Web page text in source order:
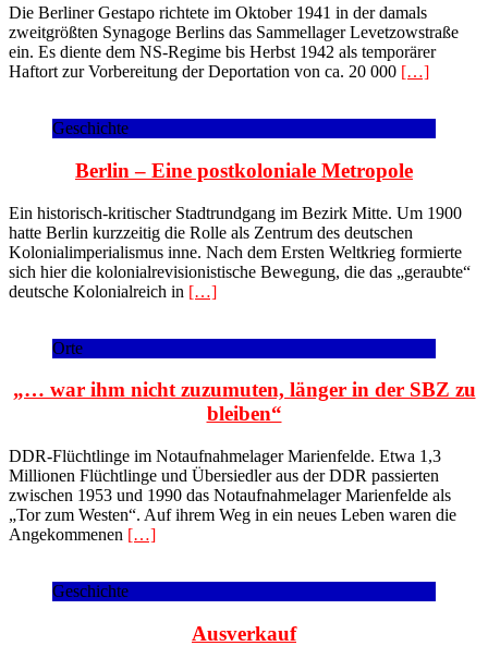
Die Berliner Gestapo richtete im Oktober 1941 in der damals
zweitgrößten Synagoge Berlins das Sammellager Levetzowstraße
ein. Es diente dem NS-Regime bis Herbst 1942 als temporärer
Haftort zur Vorbereitung der Deportation von ca. 20 000 […]
Geschichte
Berlin – Eine postkoloniale Metropole
Ein historisch-kritischer Stadtrundgang im Bezirk Mitte. Um 1900
hatte Berlin kurzzeitig die Rolle als Zentrum des deutschen
Kolonialimperialismus inne. Nach dem Ersten Weltkrieg formierte
sich hier die kolonialrevisionistische Bewegung, die das „geraubte“
deutsche Kolonialreich in […]
Orte
„… war ihm nicht zuzumuten, länger in der SBZ zu
bleiben“
DDR-Flüchtlinge im Notaufnahmelager Marienfelde. Etwa 1,3
Millionen Flüchtlinge und Übersiedler aus der DDR passierten
zwischen 1953 und 1990 das Notaufnahmelager Marienfelde als
„Tor zum Westen“. Auf ihrem Weg in ein neues Leben waren die
Angekommenen […]
Geschichte
Ausverkauf